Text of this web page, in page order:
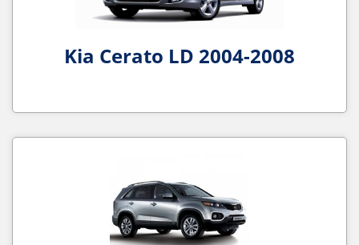
Kia Cerato LD 2004-2008